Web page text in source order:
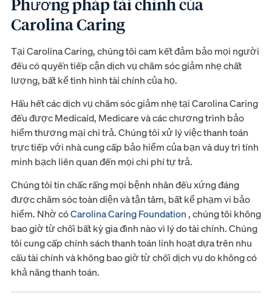
Carolina Caring
Tại Carolina Caring, chúng tôi cam kết đảm bảo mọi người
đều có quyền tiếp cận dịch vụ chăm sóc giảm nhẹ chất
lượng, bất kể tình hình tài chính của họ.
Hầu hết các dịch vụ chăm sóc giảm nhẹ tại Carolina Caring
đều được Medicaid, Medicare và các chương trình bảo
hiểm thương mại chi trả. Chúng tôi xử lý việc thanh toán
trực tiếp với nhà cung cấp bảo hiểm của bạn và duy trì tính
minh bạch liên quan đến mọi chi phí tự trả.
Chúng tôi tin chắc rằng mọi bệnh nhân đều xứng đáng
được chăm sóc toàn diện và tận tâm, bất kể phạm vi bảo
hiểm. Nhờ cóCarolina Caring Foundation, chúng tôi không
bao giờ từ chối bất kỳ gia đình nào vì lý do tài chính. Chúng
tôi cung cấp chính sách thanh toán linh hoạt dựa trên nhu
cầu tài chính và không bao giờ từ chối dịch vụ do không có
khả năng thanh toán.